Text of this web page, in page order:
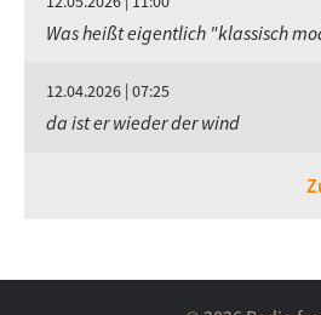
Was heißt eigentlich "klassisch
12.04.2026 | 07:25
da ist er wieder der wind